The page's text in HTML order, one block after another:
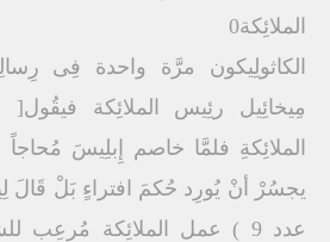
الملائِكة0
الكاثولِيكون مرَّة واحدة فِى
مِيخائِيل رئِيس الملائِكة فيقُول[
الملائِكةِ فلمَّا خاصم إِبلِيسَ
يجسُرْ أنْ يُورِد حُكمَ افتراءٍ بَلْ قَالَ
عدد 9 ) عمل الملائِكة مُرعِب